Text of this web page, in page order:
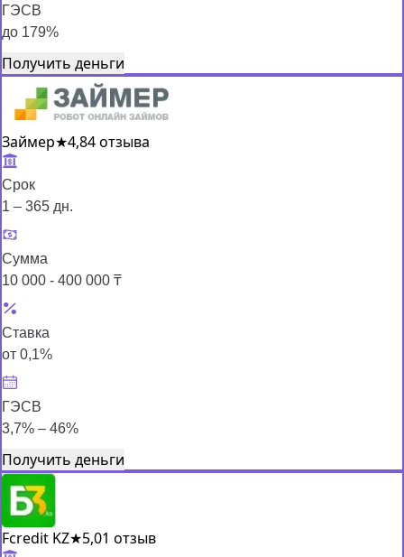
ГЭСВ
до 179%
Получить деньги
Займер★4,84 отзыва
Срок
1 – 365 дн.
Сумма
10 000 - 400 000 ₸
Ставка
от 0,1%
ГЭСВ
3,7% – 46%
Получить деньги
Fcredit KZ★5,01 отзыв